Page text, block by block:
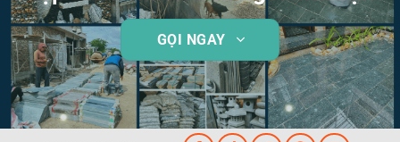
GỌI NGAY